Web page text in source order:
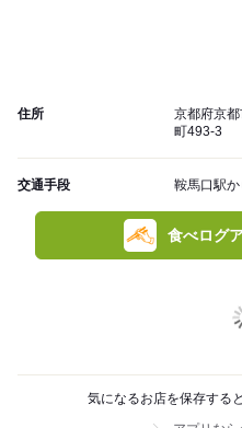
住所
京都府京
町493-3
交通手段 鞍馬口駅
食べログ
気になるお店を保存する